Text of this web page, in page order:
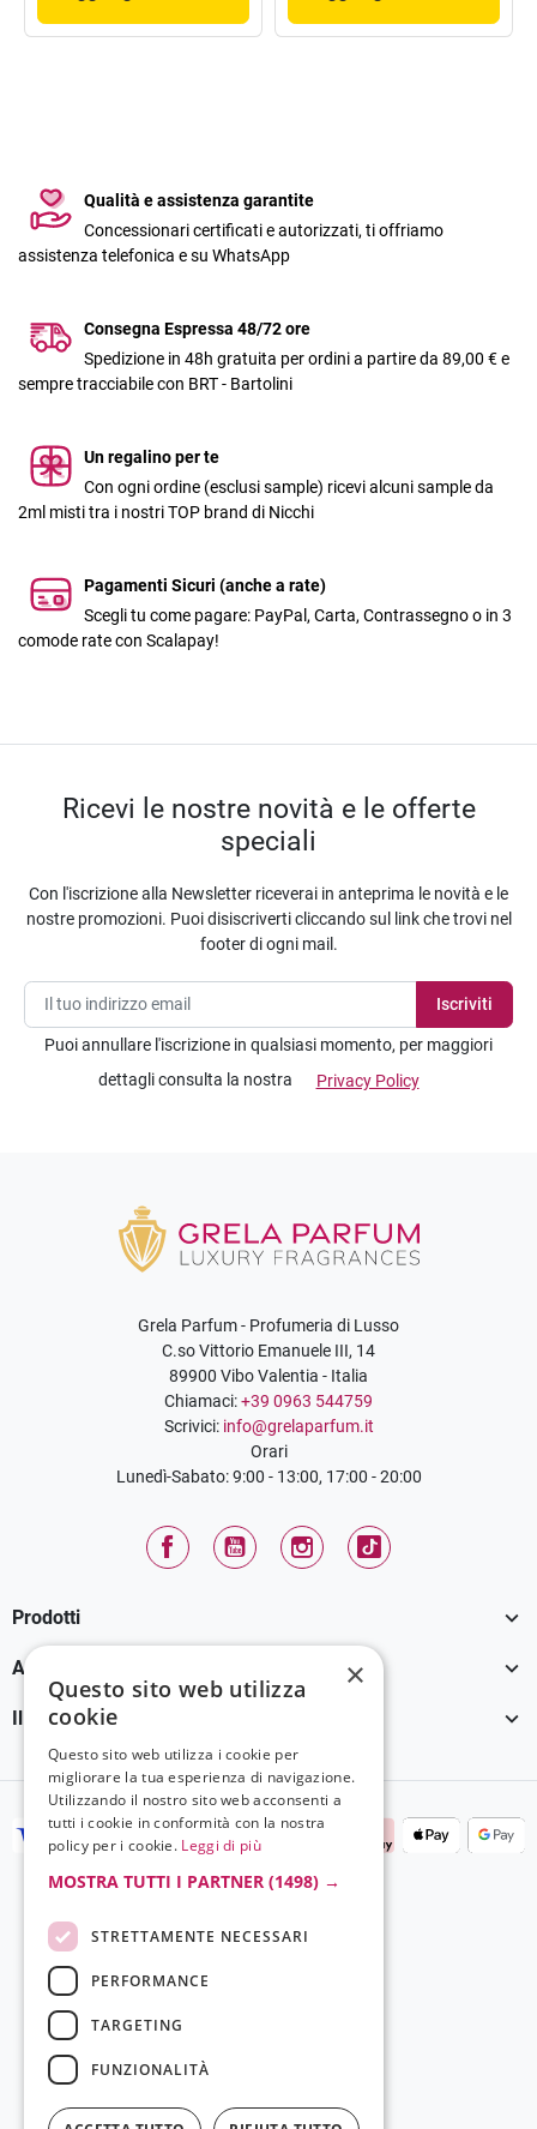
Qualità e assistenza garantite
Concessionari certificati e autorizzati, ti offriamo
assistenza telefonica e su WhatsApp
Consegna Espressa 48/72 ore
Spedizione in 48h gratuita per ordini a partire da 89,00 € e
sempre tracciabile con BRT - Bartolini
Un regalino per te
Con ogni ordine (esclusi sample) ricevi alcuni sample da
2ml misti tra i nostri TOP brand di Nicchi
Pagamenti Sicuri (anche a rate)
Scegli tu come pagare: PayPal, Carta, Contrassegno o in 3
comode rate con Scalapay!
Ricevi le nostre novità e le offerte
speciali
Con l'iscrizione alla Newsletter riceverai in anteprima le novità e le
nostre promozioni. Puoi disiscriverti cliccando sul link che trovi nel
footer di ogni mail.
Puoi annullare l'iscrizione in qualsiasi momento, per maggiori
dettagli consulta la nostra
Privacy Policy
Grela Parfum - Profumeria di Lusso
C.so Vittorio Emanuele III, 14
89900 Vibo Valentia - Italia
Chiamaci:+39 0963 544759
Scrivici: info@grelaparfum.it
Orari
Lunedì-Sabato: 9:00 - 13:00, 17:00 - 20:00
FacebookYouTube InstagramTikTok
Prodotti 
Assistenza Clienti 
Il tuo account 
×
Questo sito web utilizza
cookie
Questo sito web utilizza i cookie per
migliorare la tua esperienza di navigazione.
Utilizzando il nostro sito web acconsenti a
tutti i cookie in conformità con la nostra
policy per i cookie. Leggi di più
MOSTRA TUTTI I PARTNER (1498) →
STRETTAMENTE NECESSARI
PERFORMANCE
TARGETING
FUNZIONALITÀ